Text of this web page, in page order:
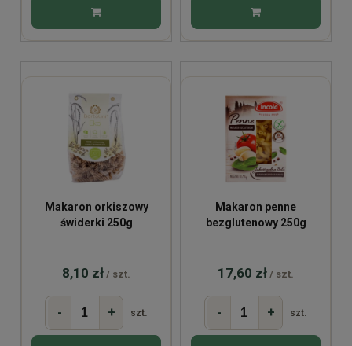
Makaron orkiszowy
świderki 250g
8,10 zł / szt.
- + szt.
Makaron penne
bezglutenowy 250g
17,60 zł / szt.
- + szt.